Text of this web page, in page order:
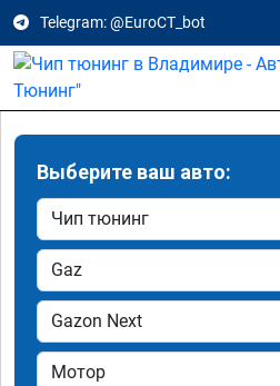
Telegram: @EuroCT_bot
Выберите ваш авто: